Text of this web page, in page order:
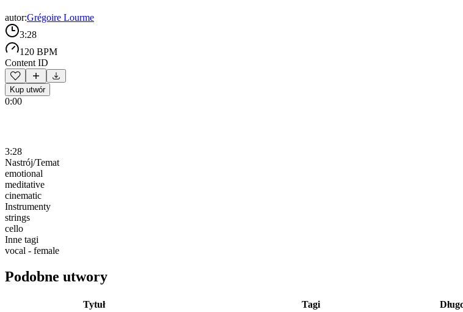
autor:Grégoire Lourme
3:28
120 BPM
Content ID
Kup utwór
0:00
3:28
Nastrój/Temat
emotional
meditative
cinematic
Instrumenty
strings
cello
Inne tagi
vocal - female
Podobne utwory
Tytuł Tagi